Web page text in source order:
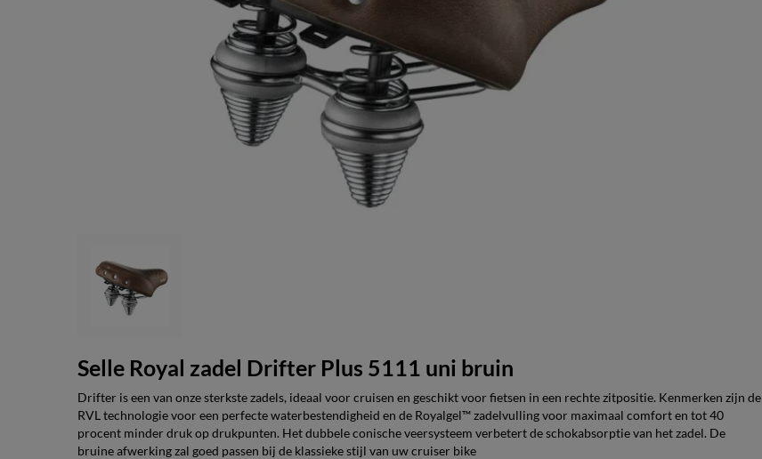
Selle Royal zadel Drifter Plus 5111 uni bruin
Drifter is een van onze sterkste zadels, ideaal voor cruisen en geschikt voor fietsen in een rechte zitpositie. Kenmerken zijn de
RVL technologie voor een perfecte waterbestendigheid en de Royalgel™ zadelvulling voor maximaal comfort en tot 40
procent minder druk op drukpunten. Het dubbele conische veersysteem verbetert de schokabsorptie van het zadel. De
bruine afwerking zal goed passen bij de klassieke stijl van uw cruiser bike